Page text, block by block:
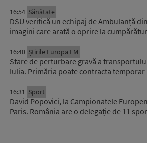
16:54 Sănătate
DSU verifică un echipaj de Ambulanță
imagini care arată o oprire la
16:40 Știrile Europa FM
Stare de perturbare gravă a
Iulia. Primăria poate contracta
16:31 Sport
David Popovici, la Campionatele
Paris. România are o delegație de 11